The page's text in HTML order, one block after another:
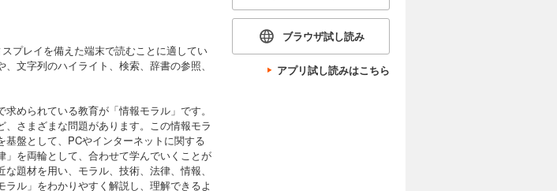
プレイを備えた端末で読むことに適してい
文字列のハイライト、検索、辞書の参照、
められている教育が「情報モラル」です。
さまざまな問題があります。この情報モラ
盤として、PCやインターネットに関する
」を両輪として、合わせて学んでいくことが
題材を用い、モラル、技術、法律、情報、
ル」をわかりやすく解説し、理解できるよ
ブラウザ試し読み
アプリ試し読みはこちら